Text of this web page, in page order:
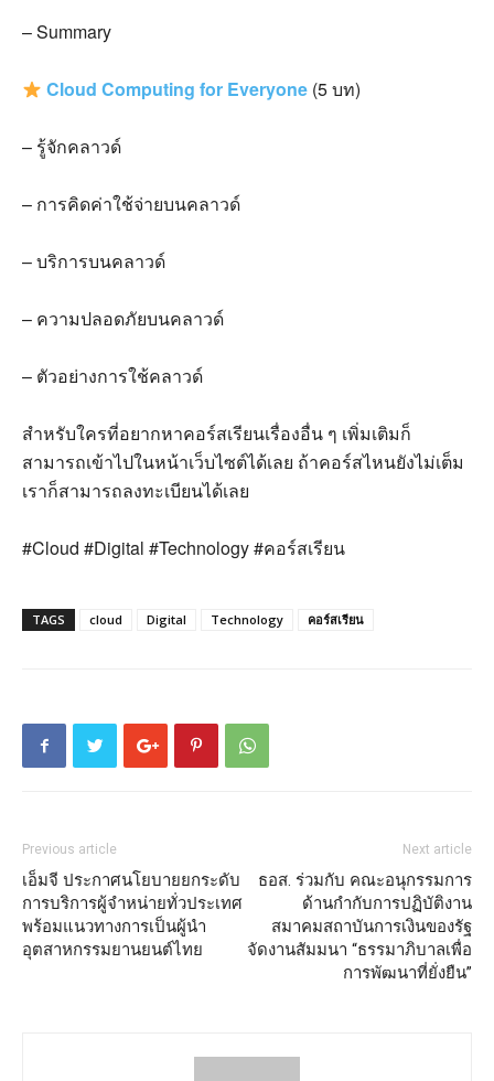
– Summary
Cloud Computing for Everyone (5บท)
– รู้จักคลาวด์
– การคิดค่าใช้จ่ายบนคลาวด์
–บริการบนคลาวด์
– ความปลอดภัยบนคลาวด์
– ตัวอย่างการใช้คลาวด์
สำหรับใครที่อยากหาคอร์สเรียนเรื่องอื่น ๆ เพิ่มเติมก็
สามารถเข้าไปในหน้าเว็บไซต์ได้เลย ถ้าคอร์สไหนยังไม่เต็ม
เราก็สามารถลงทะเบียนได้เลย
#Cloud #Digital #Technology #คอร์สเรียน
TAGS cloud Digital Technology คอร์สเรียน
Previous article
เอ็มจี ประกาศนโยบายยกระดับ
การบริการผู้จำหน่ายทั่วประเทศ
พร้อมแนวทางการเป็นผู้นำ
อุตสาหกรรมยานยนต์ไทย
Next article
ธอส. ร่วมกับ คณะอนุกรรมการ
ด้านกำกับการปฏิบัติงาน
สมาคมสถาบันการเงินของรัฐ
จัดงานสัมมนา “ธรรมาภิบาลเพื่อ
การพัฒนาที่ยั่งยืน”